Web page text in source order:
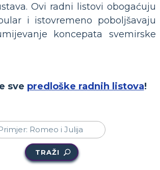
Ovi radni listovi obogaćuju
i istovremeno poboljšavaju
koncepata svemirske
sve predloške radnih listova!
TRAŽI